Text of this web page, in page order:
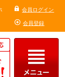
会員ログイン
会員登録